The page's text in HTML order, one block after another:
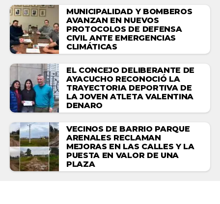
MUNICIPALIDAD Y BOMBEROS
AVANZAN EN NUEVOS
PROTOCOLOS DE DEFENSA
CIVIL ANTE EMERGENCIAS
CLIMÁTICAS
EL CONCEJO DELIBERANTE DE
AYACUCHO RECONOCIÓ LA
TRAYECTORIA DEPORTIVA DE
LA JOVEN ATLETA VALENTINA
DENARO
VECINOS DE BARRIO PARQUE
ARENALES RECLAMAN
MEJORAS EN LAS CALLES Y LA
PUESTA EN VALOR DE UNA
PLAZA